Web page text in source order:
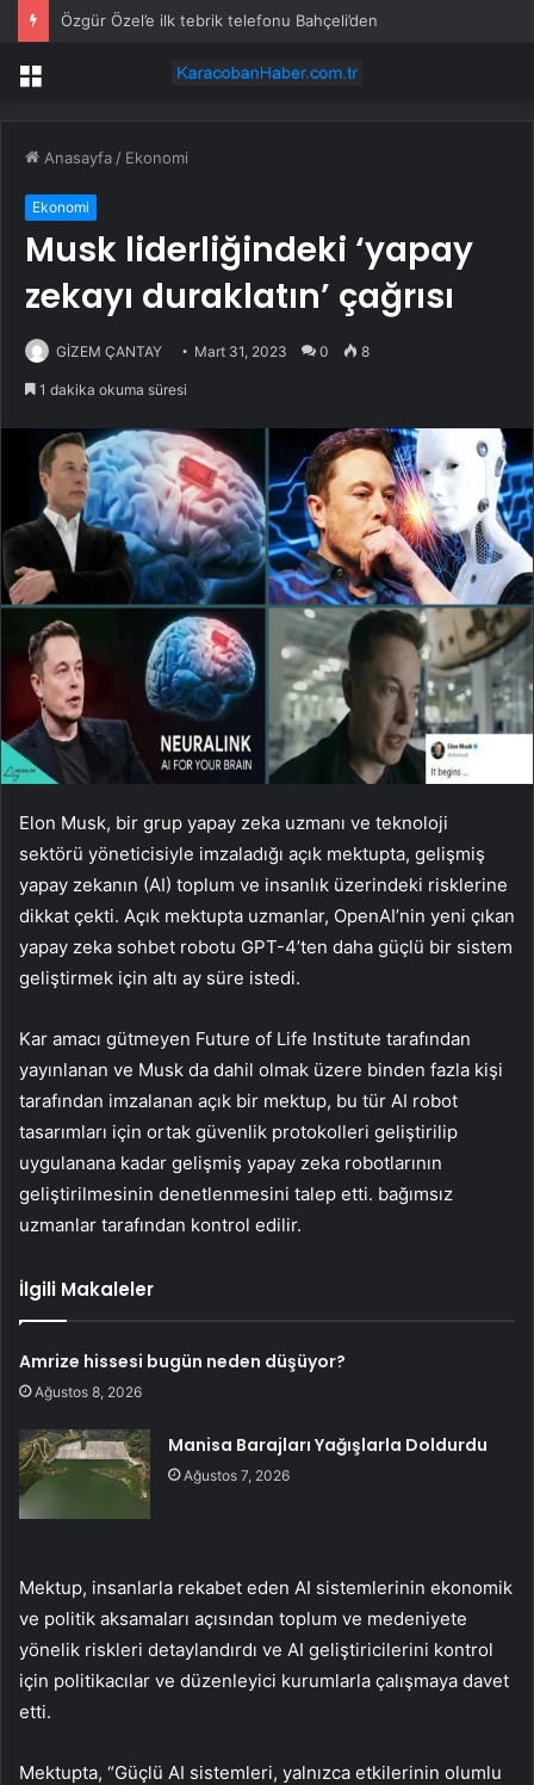
Özgür Özel’e ilk tebrik telefonu Bahçeli’den
Menü
Anasayfa / Ekonomi
Ekonomi
Musk liderliğindeki ‘yapay
zekayı duraklatın’ çağrısı
GİZEM ÇANTAY Mart 31, 2023 0 8
1 dakika okuma süresi
Elon Musk, bir grup yapay zeka uzmanı ve teknoloji
sektörü yöneticisiyle imzaladığı açık mektupta, gelişmiş
yapay zekanın (AI) toplum ve insanlık üzerindeki risklerine
dikkat çekti. Açık mektupta uzmanlar, OpenAI’nin yeni çıkan
yapay zeka sohbet robotu GPT-4’ten daha güçlü bir sistem
geliştirmek için altı ay süre istedi.
Kar amacı gütmeyen Future of Life Institute tarafından
yayınlanan ve Musk da dahil olmak üzere binden fazla kişi
tarafından imzalanan açık bir mektup, bu tür AI robot
tasarımları için ortak güvenlik protokolleri geliştirilip
uygulanana kadar gelişmiş yapay zeka robotlarının
geliştirilmesinin denetlenmesini talep etti. bağımsız
uzmanlar tarafından kontrol edilir.
İlgili Makaleler
Amrize hissesi bugün neden düşüyor?
Ağustos 8, 2026
Manisa Barajları Yağışlarla Doldurdu
Ağustos 7, 2026
Mektup, insanlarla rekabet eden AI sistemlerinin ekonomik
ve politik aksamaları açısından toplum ve medeniyete
yönelik riskleri detaylandırdı ve AI geliştiricilerini kontrol
için politikacılar ve düzenleyici kurumlarla çalışmaya davet
etti.
Mektupta, “Güçlü AI sistemleri, yalnızca etkilerinin olumlu